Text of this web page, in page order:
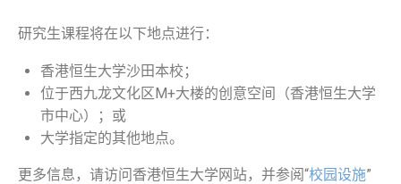
研究生课程将在以下地点进行：
香港恒生大学沙田本校；
位于西九龙文化区M+大楼的创意空间（香港恒生大学
市中心）；或
大学指定的其他地点。
更多信息，请访问香港恒生大学网站，并参阅“校园设施”